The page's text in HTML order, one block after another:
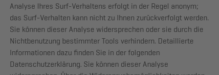
Analyse Ihres Surf-Verhaltens erfolgt in der Regel anonym;
das Surf-Verhalten kann nicht zu Ihnen zurückverfolgt werden.
Sie können dieser Analyse widersprechen oder sie durch die
Nichtbenutzung bestimmter Tools verhindern. Detaillierte
Informationen dazu finden Sie in der folgenden
Datenschutzerklärung. Sie können dieser Analyse